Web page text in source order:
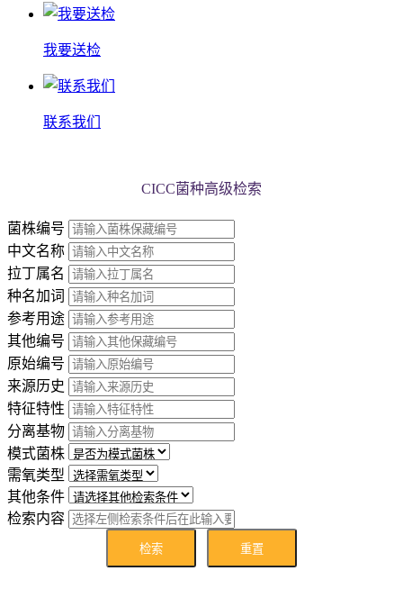
我要送检
联系我们
CICC菌种高级检索
菌株编号
中文名称
拉丁属名
种名加词
参考用途
其他编号
原始编号
来源历史
特征特性
分离基物
模式菌株
需氧类型
其他条件
检索内容
检索 重置